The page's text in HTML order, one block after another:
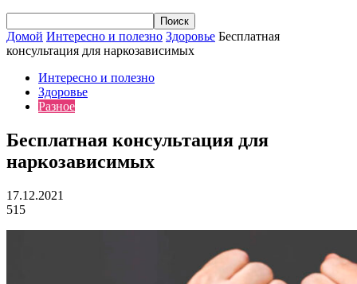
Домой Интересно и полезно Здоровье Бесплатная
консультация для наркозависимых
Интересно и полезно
Здоровье
Разное
Бесплатная консультация для
наркозависимых
17.12.2021
515